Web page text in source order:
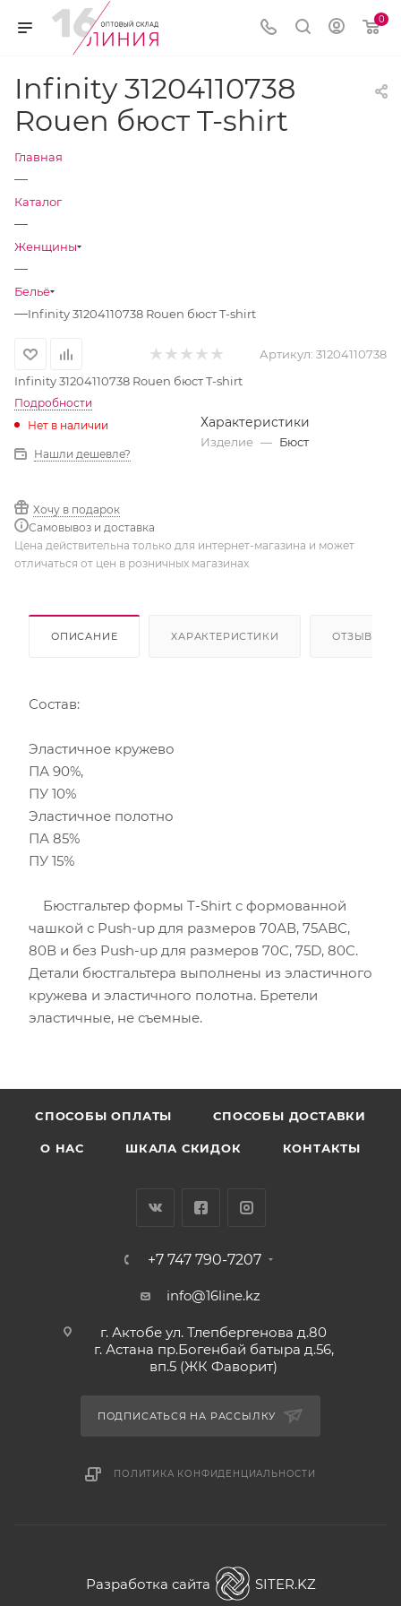
0
Infinity 31204110738
Rouen бюст T-shirt
Главная
—
Каталог
—
Женщины
—
Бельё
—Infinity 31204110738 Rouen бюст T-shirt
Артикул: 31204110738
Infinity 31204110738 Rouen бюст T-shirt
Подробности
Нет в наличии
Нашли дешевле?
Хочу в подарок
Самовывоз и доставка
Характеристики
Изделие — Бюст
Цена действительна только для интернет-магазина и может
отличаться от цен в розничных магазинах
ОПИСАНИЕ ХАРАКТЕРИСТИКИ ОТЗЫВЫ
Состав:
Эластичное кружево
ПА 90%,
ПУ 10%
Эластичное полотно
ПА 85%
ПУ 15%
Бюстгальтер формы T-Shirt с формованной
чашкой с Push-up для размеров 70АВ, 75АВС,
80В и без Push-up для размеров 70C, 75D, 80C.
Детали бюстгальтера выполнены из эластичного
кружева и эластичного полотна. Бретели
эластичные, не съемные.
CПОСОБЫ ОПЛАТЫ СПОСОБЫ ДОСТАВКИ
О НАС ШКАЛА СКИДОК КОНТАКТЫ
+7 747 790-7207
info@16line.kz
г. Актобе ул. Тлепбергенова д.80
г. Астана пр.Богенбай батыра д.56,
вп.5 (ЖК Фаворит)
ПОДПИСАТЬСЯ НА РАССЫЛКУ
ПОЛИТИКА КОНФИДЕНЦИАЛЬНОСТИ
Разработка сайта SITER.KZ